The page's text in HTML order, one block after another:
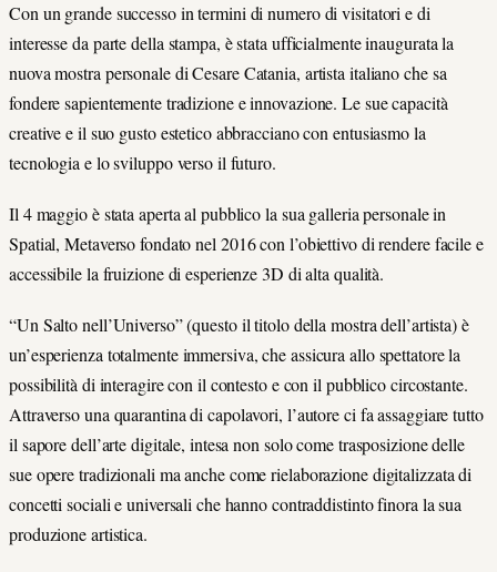
Con un grande successo in termini di numero di visitatori e di
interesse da parte della stampa, è stata ufficialmente inaugurata la
nuova mostra personale di Cesare Catania, artista italiano che sa
fondere sapientemente tradizione e innovazione. Le sue capacità
creative e il suo gusto estetico abbracciano con entusiasmo la
tecnologia e lo sviluppo verso il futuro.
Il 4 maggio è stata aperta al pubblico la sua galleria personale in
Spatial, Metaverso fondato nel 2016 con l’obiettivo di rendere facile e
accessibile la fruizione di esperienze 3D di alta qualità.
“Un Salto nell’Universo” (questo il titolo della mostra dell’artista) è
un’esperienza totalmente immersiva, che assicura allo spettatore la
possibilità di interagire con il contesto e con il pubblico circostante.
Attraverso una quarantina di capolavori, l’autore ci fa assaggiare tutto
il sapore dell’arte digitale, intesa non solo come trasposizione delle
sue opere tradizionali ma anche come rielaborazione digitalizzata di
concetti sociali e universali che hanno contraddistinto finora la sua
produzione artistica.